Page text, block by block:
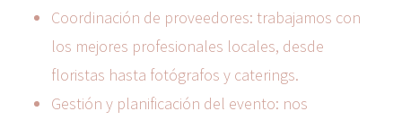
Coordinación de proveedores: trabajamos con
los mejores profesionales locales, desde
floristas hasta fotógrafos y caterings.
Gestión y planificación del evento: nos